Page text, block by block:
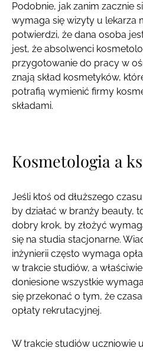
Podobnie, jak zanim zacznie
wymaga się wizyty u lekarza
potwierdzi, że dana osoba
jest, że absolwenci
przygotowanie do pracy w
znają skład kosmetyków,
potrafią wymienić firmy
składami.
Kosmetologia a
Jeśli ktoś od dłuższego
by działać w branży beauty,
dobry krok, by złożyć
się na studia stacjonarne.
inżynierii często wymaga
w trakcie studiów, a
doniesione wszystkie
się przekonać o tym, że
opłaty rekrutacyjnej.
W trakcie studiów uczniowie